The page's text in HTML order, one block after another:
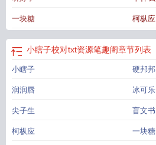
一块糖 柯枞应
小瞎子校对txt资源笔趣阁章节列表
小瞎子 硬邦邦
润润唇 冰可乐
尖子生 盲文书
柯枞应 一块糖